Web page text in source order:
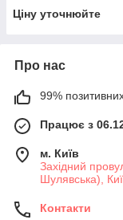
Ціну уточнюйте
Про нас
99% позитивних
Працює з
м. Київ
Західний
Шулявська),
Контакти